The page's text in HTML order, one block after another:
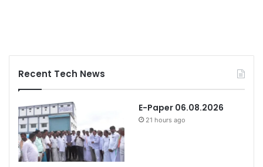
Recent Tech News
E-Paper 06.08.2026
21 hours ago